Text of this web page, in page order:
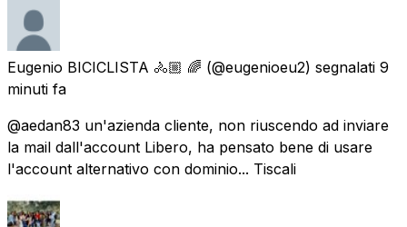
Eugenio BICICLISTA 🚴🏼 🌈 (@eugenioeu2) segnalati 9
minuti fa
@aedan83 un'azienda cliente, non riuscendo ad inviare
la mail dall'account Libero, ha pensato bene di usare
l'account alternativo con dominio... Tiscali